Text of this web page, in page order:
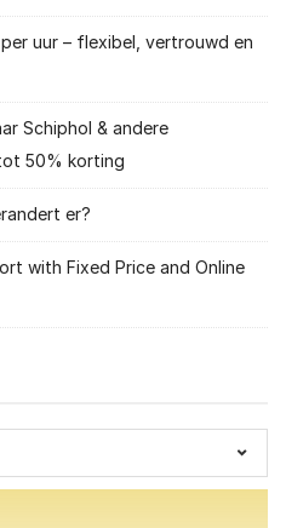
uur – flexibel, vertrouwd en
Schiphol & andere
50% korting
er?
with Fixed Price and Online